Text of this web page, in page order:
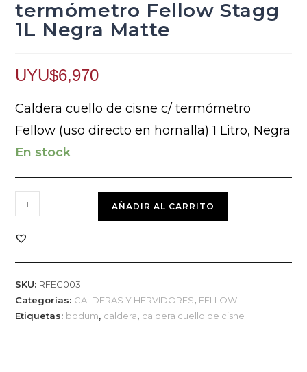
termómetro Fellow Stagg
1L Negra Matte
UYU$6,970
Caldera cuello de cisne c/ termómetro
Fellow (uso directo en hornalla) 1 Litro, Negra
En stock
AÑADIR AL CARRITO
SKU: RFEC003
Categorías: CALDERAS Y HERVIDORES, FELLOW
Etiquetas: bodum, caldera, caldera cuello de cisne